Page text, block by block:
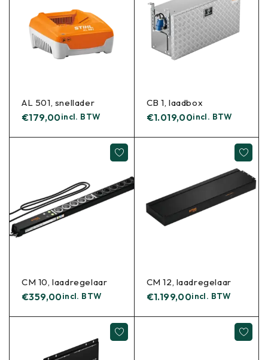
AL 501, snellader
€179,00incl. BTW
CB 1, laadbox
€1.019,00incl. BTW
CM 10, laadregelaar
€359,00incl. BTW
CM 12, laadregelaar
€1.199,00incl. BTW